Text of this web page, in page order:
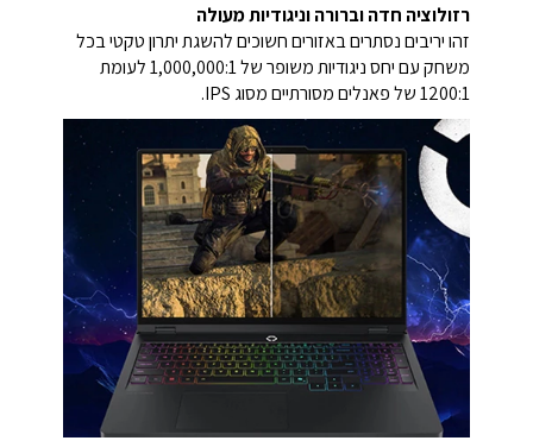
רזולוציה חדה וברורה וניגודיות מעולה
זהו יריבים נסתרים באזורים חשוכים להשגת יתרון טקטי בכל
משחק עם יחס ניגודיות משופר של 1,000,000:1 לעומת
1200:1 של פאנלים מסורתיים מסוג IPS.